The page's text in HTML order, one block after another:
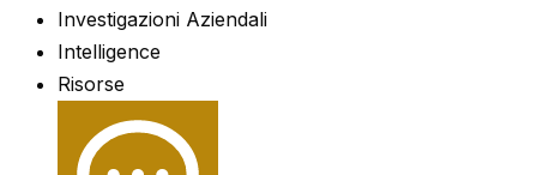
Investigazioni Aziendali
Intelligence
Risorse